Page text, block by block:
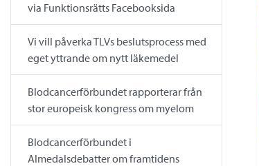
via Funktionsrätts Facebooksida
Vi vill påverka TLVs beslutsprocess med
eget yttrande om nytt läkemedel
Blodcancerförbundet rapporterar från
stor europeisk kongress om myelom
Blodcancerförbundet i
Almedalsdebatter om framtidens